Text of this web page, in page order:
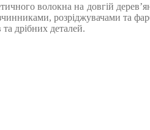
волокна на довгій
розріджувачами та
дрібних деталей.